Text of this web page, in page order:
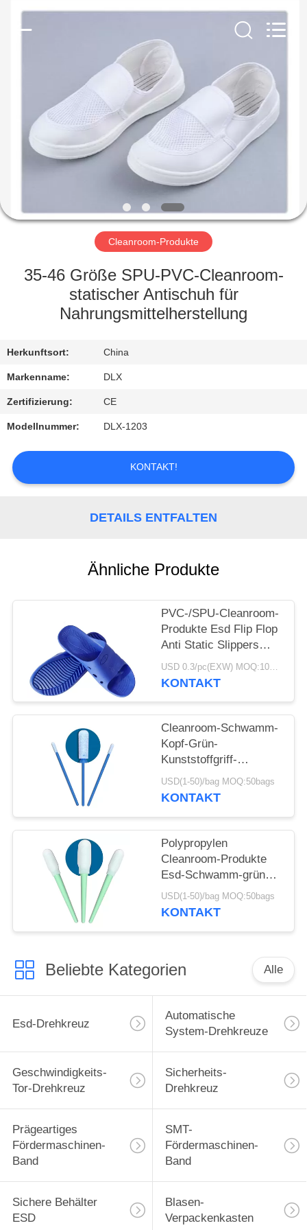
PRODUKTE
ÜBER
FABRIK-
QUALITÄTSKONTROLLE
SIE
MIT
UNS
IN
VERBINDUNG
FORDERN
NACHRICHTEN
Cleanroom-Produkte
35-46 Größe SPU-PVC-Cleanroom-
statischer Antischuh für
Nahrungsmittelherstellung
Herkunftsort: China
Markenname: DLX
Zertifizierung: CE
Modellnummer: DLX-1203
KONTAKT!
DETAILS ENTFALTEN
Ähnliche Produkte
PVC-/SPU-Cleanroom-
Produkte Esd Flip Flop
Anti Static Slippers
DLX 9102B
USD 0.3/pc(EXW) MOQ:100Pairs
KONTAKT
Cleanroom-Schwamm-
Kopf-Grün-
Kunststoffgriff-
Reinigungsputzlappen
für Tastatur
USD(1-50)/bag MOQ:50bags
KONTAKT
Polypropylen
Cleanroom-Produkte
Esd-Schwamm-grüner
Kunststoffgriff-
Schaum-
USD(1-50)/bag MOQ:50bags
KONTAKT
Beliebte Kategorien Alle
Esd-Drehkreuz
Automatische
System-Drehkreuze
Geschwindigkeits-
Tor-Drehkreuz
Sicherheits-
Drehkreuz
Prägeartiges
Fördermaschinen-
Band
SMT-
Fördermaschinen-
Band
Sichere Behälter
ESD
Blasen-
Verpackenkasten